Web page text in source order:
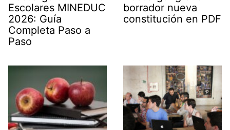
Escolares MINEDUC
2026: Guía
Completa Paso a
Paso
borrador nueva
constitución en PDF